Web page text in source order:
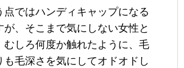
点ではハンディキャップになる
が、そこまで気にしない女性と
むしろ何度か触れたように、毛
も毛深さを気にしてオドオドし